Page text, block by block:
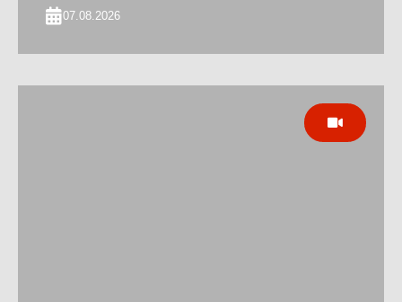
07.08.2026